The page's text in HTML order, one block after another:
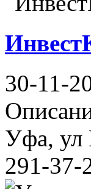
30-11-
Уфа, ул
291-37-